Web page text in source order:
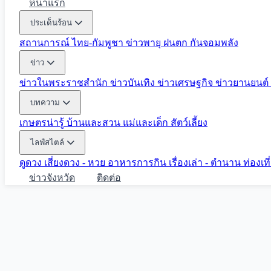
หน้าแรก
ประเด็นร้อน
สถานการณ์ ไทย-กัมพูชา ข่าวพายุ ฝนตก กันจอมพลัง
ข่าว
ข่าวในพระราชสำนัก ข่าวบันเทิง ข่าวเศรษฐกิจ ข่าวยานยนต์
บทความ
เกษตรน่ารู้ บ้านและสวน แม่และเด็ก สัตว์เลี้ยง
ไลฟ์สไตล์
ดูดวง เสี่ยงดวง - หวย อาหารการกิน เรื่องเล่า - ตำนาน ท่องเ
ข่าวจังหวัด
ติดต่อ